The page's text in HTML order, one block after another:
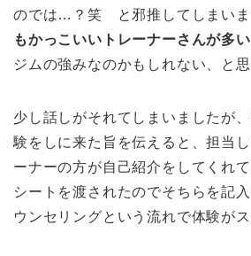
のでは…？笑 と邪推してしまいま
もかっこいいトレーナーさんが多い
ジムの強みなのかもしれない、と思
少し話しがそれてしまいましたが
験をしに来た旨を伝えると、担当
ーナーの方が自己紹介をしてくれ
シートを渡されたのでそちらを記
ウンセリングという流れで体験が